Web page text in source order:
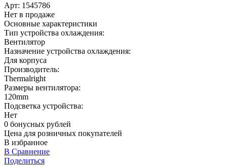
Арт: 1545786
Нет в продаже
Основные характеристики
Тип устройства охлаждения:
Вентилятор
Назначение устройства охлаждения:
Для корпуса
Производитель:
Thermalright
Размеры вентилятора:
120mm
Подсветка устройства:
Нет
0 бонусных рублей
Цена для розничных покупателей
В избранное
В Сравнение
Поделиться